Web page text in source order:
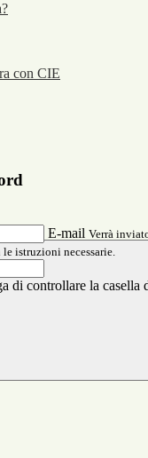
con CIE
E-mail Verrà
istruzioni necessarie.
di controllare la casella